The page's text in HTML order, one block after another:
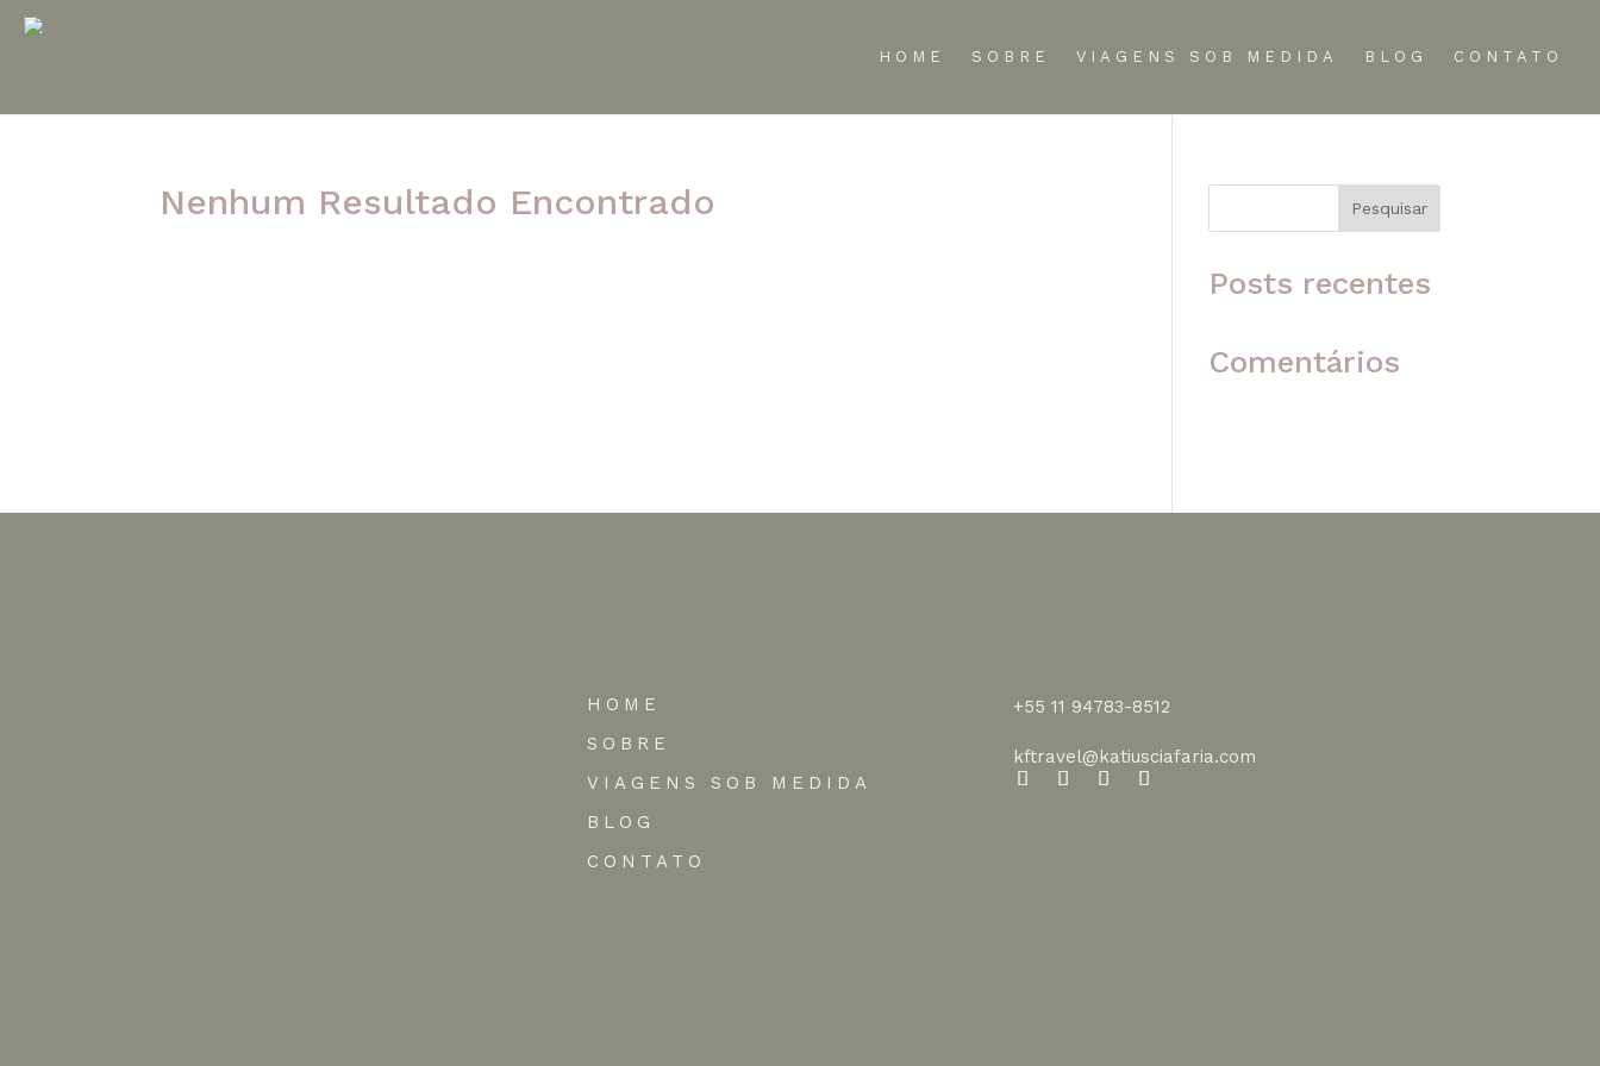
HOME SOBRE VIAGENS SOB MEDIDA BLOG CONTATO
Nenhum Resultado Encontrado Pesquisar
Posts recentes
Comentários
HOME
SOBRE
VIAGENS SOB MEDIDA
BLOG
CONTATO
+55 11 94783-8512
kftravel@katiusciafaria.com